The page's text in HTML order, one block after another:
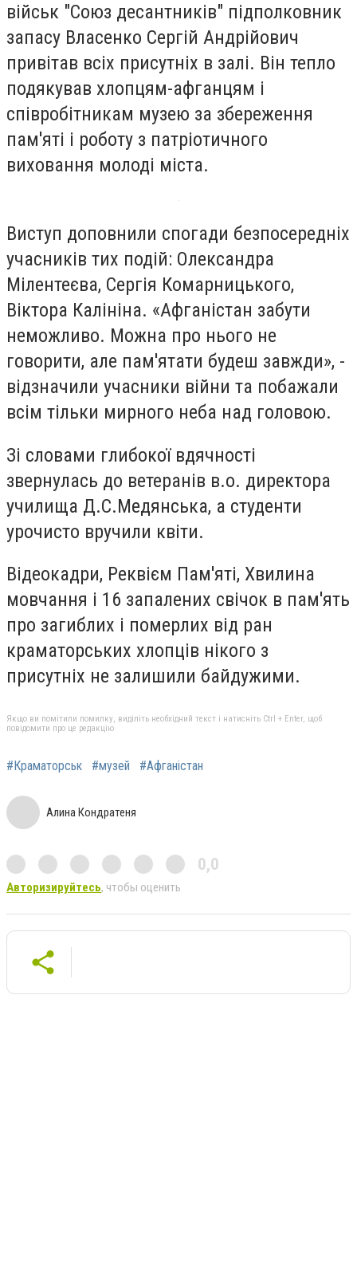
військ "Союз десантників" підполковник
запасу Власенко Сергій Андрійович
привітав всіх присутніх в залі. Він тепло
подякував хлопцям-афганцям і
співробітникам музею за збереження
пам'яті і роботу з патріотичного
виховання молоді міста.
Виступ доповнили спогади безпосередніх
учасників тих подій: Олександра
Мілентеєва, Сергія Комарницького,
Віктора Калініна. «Афганістан забути
неможливо. Можна про нього не
говорити, але пам'ятати будеш завжди», -
відзначили учасники війни та побажали
всім тільки мирного неба над головою.
Зі словами глибокої вдячності
звернулась до ветеранів в.о. директора
училища Д.С.Медянська, а студенти
урочисто вручили квіти.
Відеокадри, Реквієм Пам'яті, Хвилина
мовчання і 16 запалених свічок в пам'ять
про загиблих і померлих від ран
краматорських хлопців нікого з
присутніх не залишили байдужими.
Якщо ви помітили помилку, виділіть необхідний текст і натисніть Ctrl + Enter, щоб
повідомити про це редакцію
#Краматорськ #музей #Афганістан
Алина Кондратеня
0,0
Авторизируйтесь, чтобы оценить